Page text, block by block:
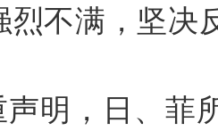
烈不满，坚决
声明，日、菲